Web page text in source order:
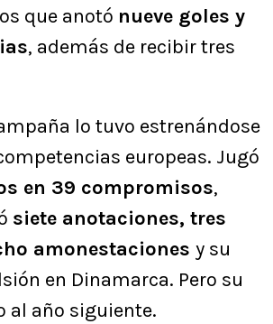
que anotó nueve goles y
, además de recibir tres
lo tuvo estrenándose
europeas. Jugó
en 39 compromisos,
siete anotaciones, tres
amonestaciones y su
en Dinamarca. Pero su
al año siguiente.